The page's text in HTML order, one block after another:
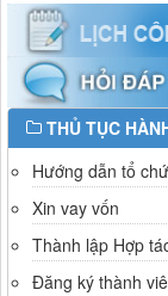
THỦ TỤC
Hướng dẫn tổ
Xin vay vốn
Thành lập Hợp
Đăng ký thành